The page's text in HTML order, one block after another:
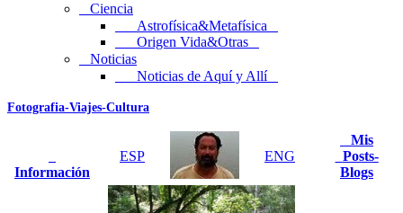
Ciencia
Astrofísica&Metafísica
Origen Vida&Otras
Noticias
Noticias de Aquí y Allí
Fotografia-Viajes-Cultura
Información
ESP ENG
Mis
Posts-
Blogs